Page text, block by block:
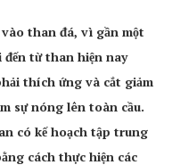
than đá, vì gần một
từ than hiện nay
thích ứng và cắt giảm
sự nóng lên toàn cầu.
có kế hoạch tập trung
cách thực hiện các